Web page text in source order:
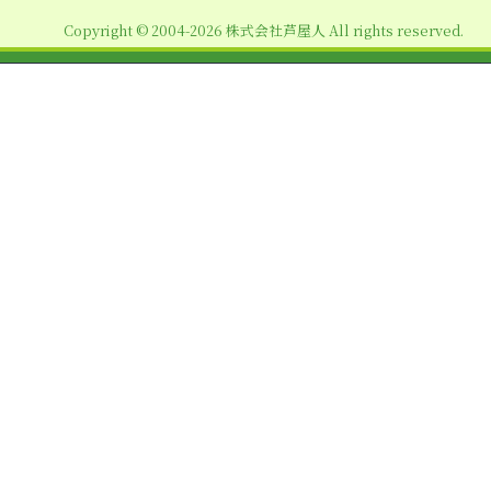
ン
Copyright © 2004-2026 株式会社芦屋人 All rights reserved.